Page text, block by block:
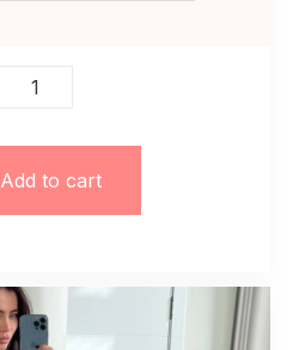
Garnitur
Add to cart